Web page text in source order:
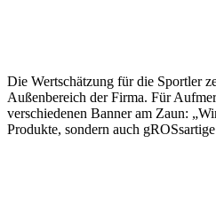
Die Wertschätzung für die Sportler
Außenbereich der Firma. Für
verschiedenen Banner am Zaun:
Produkte, sondern auch